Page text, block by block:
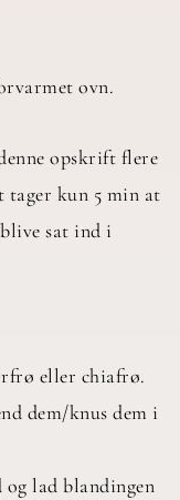
ovn.
opskrift flere
tager kun 5 min at
sat ind i
eller chiafrø.
dem/knus dem i
og lad blandingen